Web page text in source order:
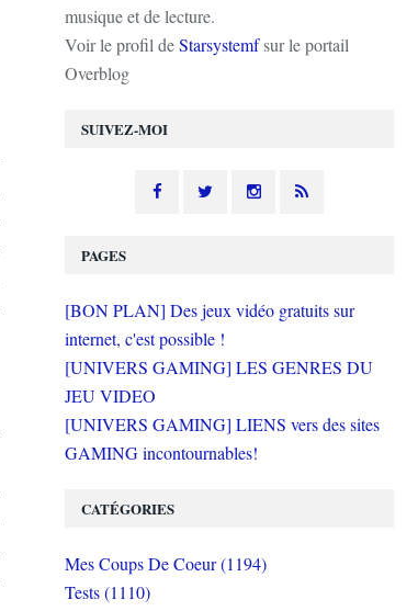
SUIVEZ-MOI
musique et de lecture.
Voir le profil deStarsystemfsur le portail
Overblog
PAGES
[BON PLAN] Des jeux vidéo gratuits sur
internet, c'est possible !
[UNIVERS GAMING] LES GENRES DU
JEU VIDEO
[UNIVERS GAMING] LIENS vers des sites
GAMING incontournables!
CATÉGORIES
Mes Coups De Coeur (1194)
Tests (1110)